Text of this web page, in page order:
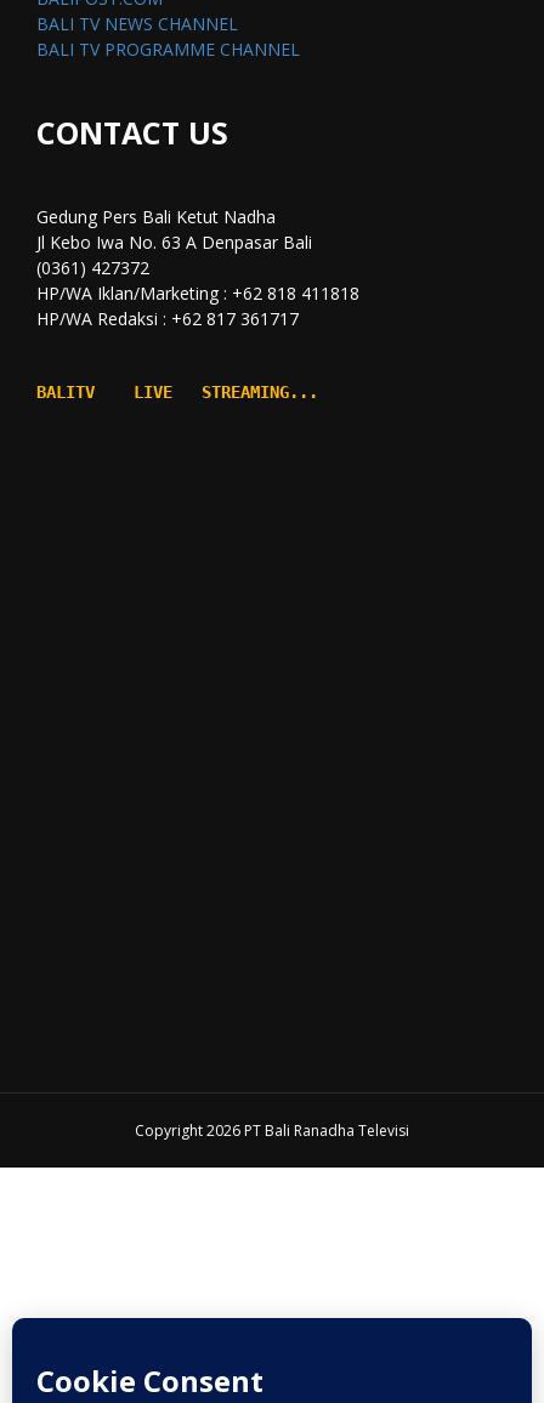
BALI TV NEWS CHANNEL
BALI TV PROGRAMME CHANNEL
CONTACT US
Gedung Pers Bali Ketut Nadha
Jl Kebo Iwa No. 63 A Denpasar Bali
(0361) 427372
HP/WA Iklan/Marketing : +62 818 411818
HP/WA Redaksi : +62 817 361717
BALITV    LIVE   STREAMING...
Copyright 2026 PT Bali Ranadha Televisi